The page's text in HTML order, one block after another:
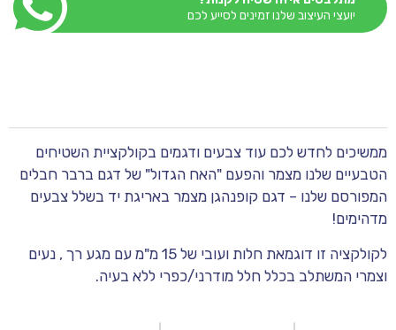
יועצי העיצוב שלנו זמינים לסייע לכם
ממשיכים לחדש לכם עוד צבעים ודגמים בקולקציית השטיחים
הטבעיים שלנו מצמר והפעם "האח הגדול" של דגם ברבר חבלים
המפורסם שלנו – דגם קופנהגן מצמר באריגת יד בשלל צבעים
מדהימים!
לקולקציה זו דוגמאת חלות ועובי של 15 מ"מ עם מגע רך , נעים
וצמרי המשתלב בכלל חלל מודרני/כפרי ללא בעיה.